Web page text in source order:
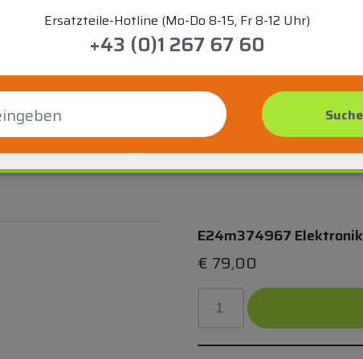
Ersatzteile-Hotline (Mo-Do 8-15, Fr 8-12 Uhr)
+43 (0)1 267 67 60
E24m374967 Elektronik
€ 79,00